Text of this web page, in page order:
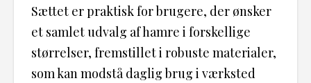
Sættet er praktisk for brugere, der ønsker
et samlet udvalg af hamre i forskellige
størrelser, fremstillet i robuste materialer,
som kan modstå daglig brug i værksted